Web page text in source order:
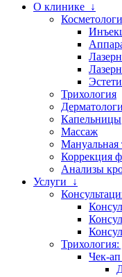
О клинике ↓
Трихология
Капельницы
Массаж
Мануальная
Коррекция
Анализы
Услуги ↓
Трихология:
Чек-